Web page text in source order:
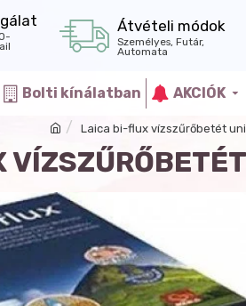
Átvételi módok
Személyes, Futár,
Automata
Bolti kínálatban AKCIÓK
Laica bi-flux vízszűrőbetét